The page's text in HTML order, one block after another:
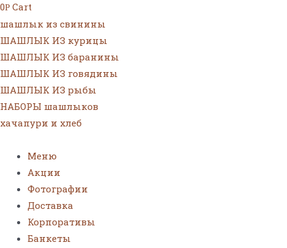
0Р Cart
шашлык из свинины
ШАШЛЫК ИЗ курицы
ШАШЛЫК ИЗ баранины
ШАШЛЫК ИЗ говядины
ШАШЛЫК ИЗ рыбы
НАБОРЫ шашлыков
хачапури и хлеб
Меню
Акции
Фотографии
Доставка
Корпоративы
Банкеты